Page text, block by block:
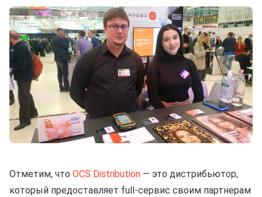
Отметим, что OCS Distribution — это дистрибьютор,
который предоставляет full-сервис своим партнерам